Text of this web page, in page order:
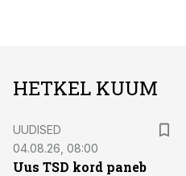
HETKEL KUUM
UUDISED
04.08.26, 08:00
Uus TSD kord paneb